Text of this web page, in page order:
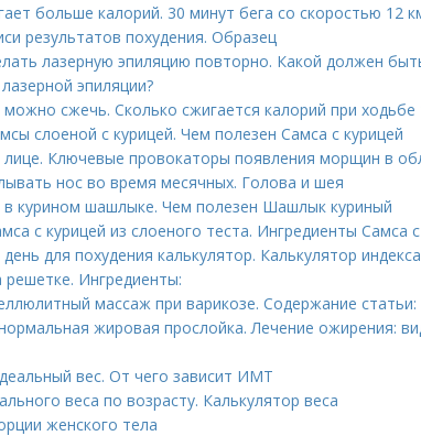
больше калорий. 30 минут бега со скоростью 12
результатов похудения. Образец
лазерную эпиляцию повторно. Какой должен
эпиляции?
сжечь. Сколько сжигается калорий при ходьбе
слоеной с курицей. Чем полезен Самса с курицей
лице. Ключевые провокаторы появления морщин в
нос во время месячных. Голова и шея
в курином шашлыке. Чем полезен Шашлык куриный
с курицей из слоеного теста. Ингредиенты Самса
для похудения калькулятор. Калькулятор
решетке. Ингредиенты:
массаж при варикозе. Содержание статьи:
жировая прослойка. Лечение ожирения:
вес. От чего зависит ИМТ
веса по возрасту. Калькулятор веса
женского тела